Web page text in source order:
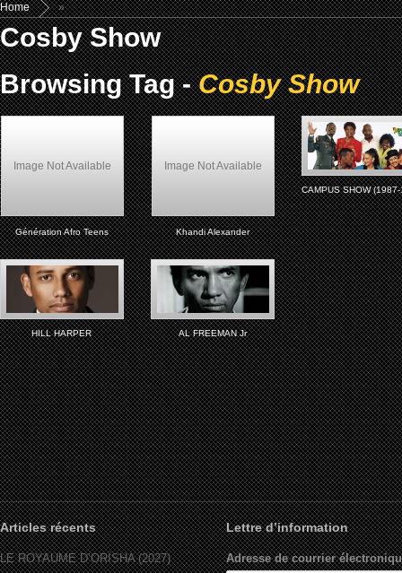
Home »
Cosby Show
Browsing Tag -Cosby Show
Image Not Available
Génération Afro Teens
Image Not Available
Khandi Alexander
CAMPUS SHOW
HILL HARPER AL FREEMAN Jr
Articles récents
LE ROYAUME D’ORÏSHA (2027)
Lettre d’information
Adresse de courrier